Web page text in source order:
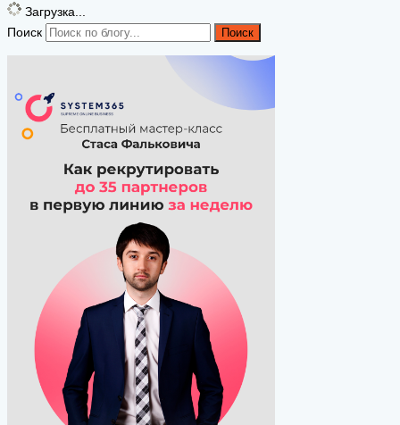
Загрузка...
Поиск